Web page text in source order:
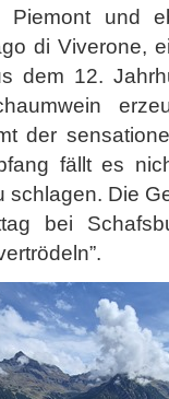
Piemont und
di Viverone,
dem 12.
der
fällt es
schlagen. Die
bei